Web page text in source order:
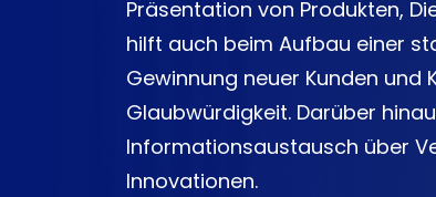
Präsentation von Produkten,
hilft auch beim Aufbau einer
Gewinnung neuer Kunden
Glaubwürdigkeit. Darüber
Informationsaustausch über
Innovationen.